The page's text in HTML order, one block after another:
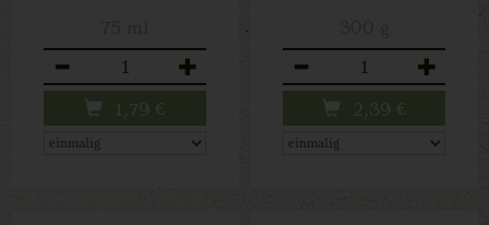
1,79 € 2,39 €